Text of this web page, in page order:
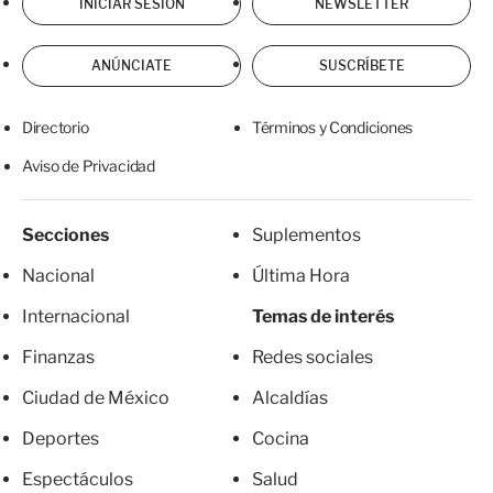
INICIAR SESIÓN NEWSLETTER
ANÚNCIATE SUSCRÍBETE
Directorio Términos y Condiciones
Aviso de Privacidad
Secciones
Nacional
Internacional
Finanzas
Ciudad de México
Deportes
Espectáculos
Suplementos
Última Hora
Temas de interés
Redes sociales
Alcaldías
Cocina
Salud